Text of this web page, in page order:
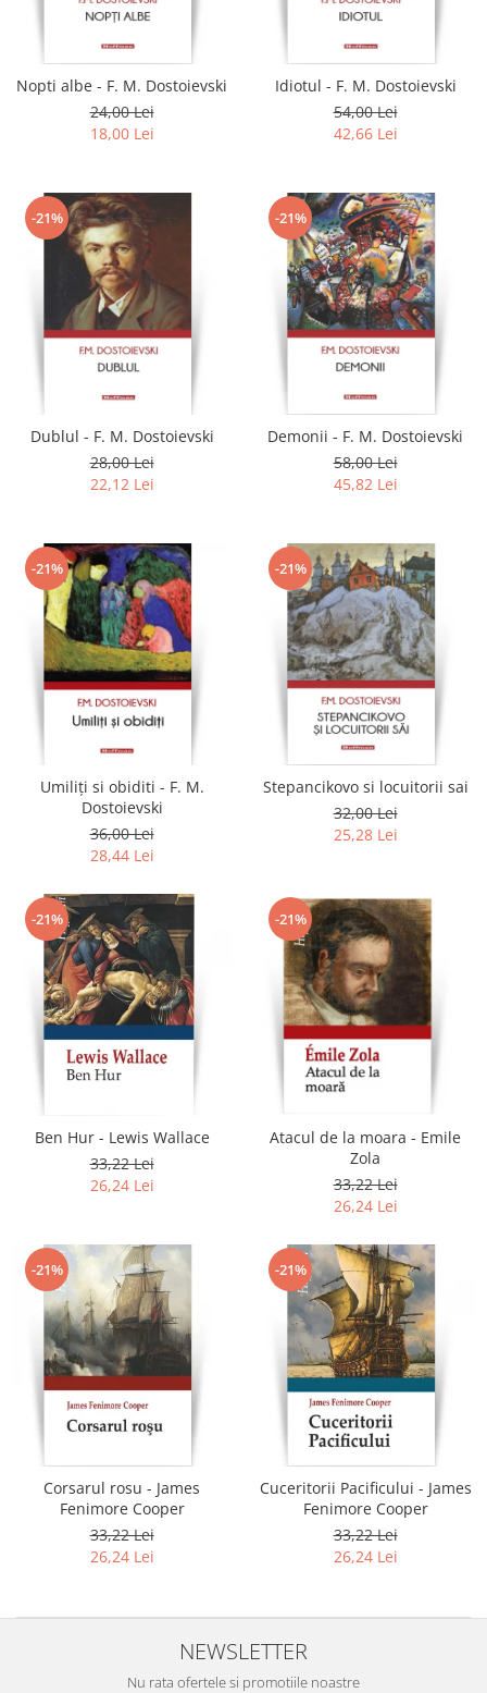
Literatura
Contemporana
Universala
Non-fictiune
Calatorii
Publicistica / Reportaje / Interviuri
Stiinte umaniste
Sociologie si filozofie
Nopti albe - F. M. Dostoievski
24,00 Lei
18,00 Lei
Idiotul - F. M. Dostoievski
54,00 Lei
42,66 Lei
-21%
Dublul - F. M. Dostoievski
28,00 Lei
22,12 Lei
-21%
Demonii - F. M. Dostoievski
58,00 Lei
45,82 Lei
-21%
Umiliți si obiditi - F. M.
Dostoievski
36,00 Lei
28,44 Lei
-21%
Stepancikovo si locuitorii sai
32,00 Lei
25,28 Lei
-21%
Ben Hur - Lewis Wallace
33,22 Lei
26,24 Lei
-21%
Atacul de la moara - Emile
Zola
33,22 Lei
26,24 Lei
-21%
Corsarul rosu - James
Fenimore Cooper
33,22 Lei
26,24 Lei
-21%
Cuceritorii Pacificului - James
Fenimore Cooper
33,22 Lei
26,24 Lei
NEWSLETTER
Nu rata ofertele si promotiile noastre